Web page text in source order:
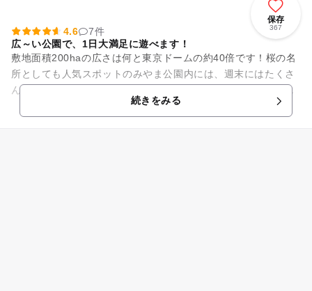
保存
367
4.6
7件
広～い公園で、1日大満足に遊べます！
敷地面積200haの広さは何と東京ドームの約40倍です！桜の名
所としても人気スポットのみやま公園内には、週末にはたくさ
んの家族連れで賑わう、遊具やアスレチックが集まったわんぱ
続きをみる